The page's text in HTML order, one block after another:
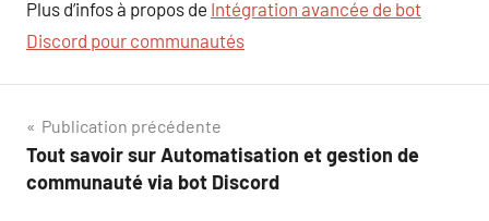
Plus d’infos à propos de Intégration avancée de bot
Discord pour communautés
Navigation
de
Publication précédente
Tout savoir sur Automatisation et gestion de
communauté via bot Discord